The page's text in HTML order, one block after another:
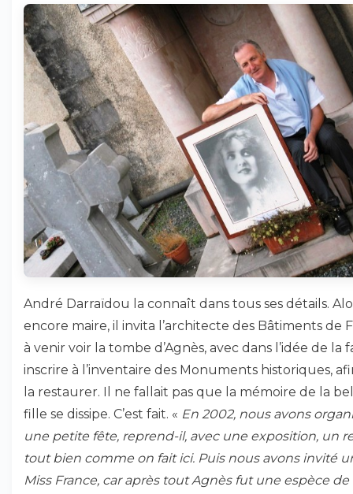
André Darraïdou la connaît dans tous ses détails.
encore maire, il invita l’architecte des Bâtiments de
à venir voir la tombe d’Agnès, avec dans l’idée de la
inscrire à l’inventaire des Monuments historiques,
la restaurer. Il ne fallait pas que la mémoire de la
fille se dissipe. C’est fait. « En 2002, nous avons
une petite fête, reprend-il, avec une exposition, un
tout bien comme on fait ici. Puis nous avons invité
Miss France, car après tout Agnès fut une espèce de